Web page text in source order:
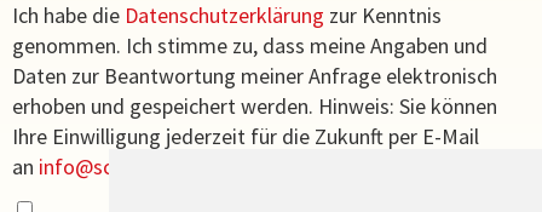
Ich habe die Datenschutzerklärung zur Kenntnis
genommen. Ich stimme zu, dass meine Angaben und
Daten zur Beantwortung meiner Anfrage elektronisch
erhoben und gespeichert werden. Hinweis: Sie können
Ihre Einwilligung jederzeit für die Zukunft per E-Mail
an info schwertheim.de